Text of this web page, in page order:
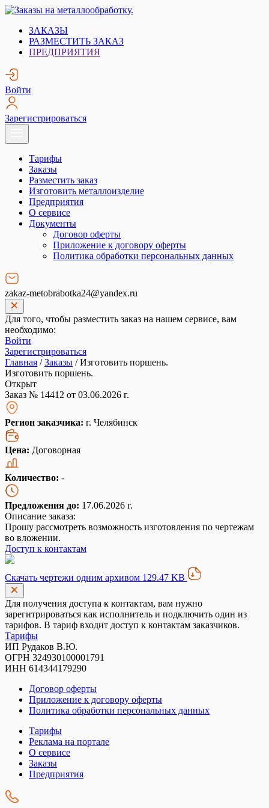
Skip
content
Заказы на металлообработку.
Металлообработка. Открытые заказы на металлообработку.
ЗАКАЗЫ
РАЗМЕСТИТЬ ЗАКАЗ
ПРЕДПРИЯТИЯ
Войти
Зарегистрироваться
Тарифы
Заказы
Разместить заказ
Изготовить металлоизделие
Предприятия
О сервисе
Документы
Договор оферты
Приложение к договору оферты
Политика обработки персональных данных
zakaz-metobrabotka24@yandex.ru
Для того, чтобы разместить заказ на нашем сервисе, вам
необходимо:
Войти
Зарегистрироваться
Главная /Заказы /Изготовить поршень.
Изготовить поршень.
Открыт
Заказ № 14412 от 03.06.2026 г.
Регион заказчика: г. Челябинск
Цена: Договорная
Количество: -
Предложения до: 17.06.2026 г.
Описание заказа:
Прошу рассмотреть возможность изготовления по чертежам
во вложении.
Доступ к контактам
Скачать чертежи одним архивом 129.47 KB
Для получения доступа к контактам, вам нужно
зарегитрироваться как исполнитель и подключить один из
тарифов. В тариф входит доступ к контактам заказчиков.
Тарифы
ИП Рудаков В.Ю.
ОГРН 324930100001791
ИНН 614344179290
Договор оферты
Приложение к договору оферты
Политика обработки персональных данных
Тарифы
Реклама на портале
О сервисе
Заказы
Предприятия